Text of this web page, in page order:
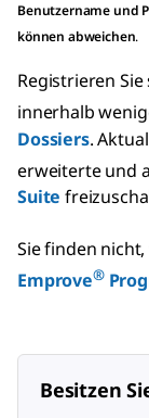
Benutzername und
können abweichen.
Registrieren
innerhalb
Dossiers.
erweiterte und
Suite
Sie finden nicht,
Emprove®
Besitzen